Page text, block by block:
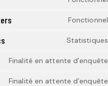
Fonctionnel
Statistiques
Finalité en attente d’enquête
Finalité en attente d’enquête